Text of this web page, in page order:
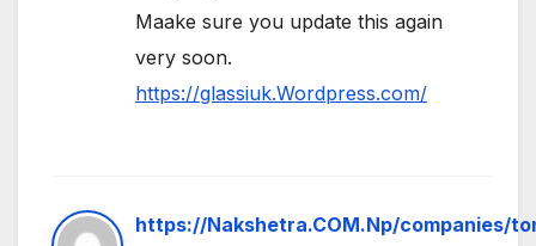
Maake sure you update this again
very soon.
https://glassiuk.Wordpress.com/
https://Nakshetra.COM.Np/companies/